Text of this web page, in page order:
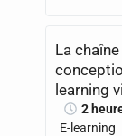
La
learning
2
E-learning